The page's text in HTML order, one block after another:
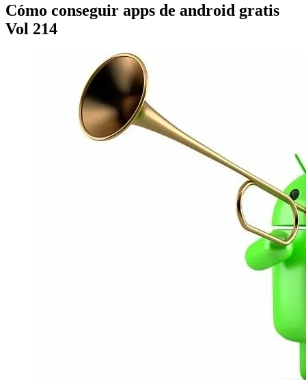
Cómo conseguir apps de android gratis
Vol 214